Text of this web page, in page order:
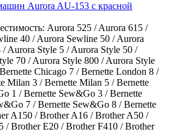
Aurora AU-153 с красной
Aurora 525 / Aurora 615 /
40 / Aurora Sewline 50 / Aurora
Aurora Style 5 / Aurora Style 50 /
70 / Aurora Style 800 / Aurora Style
Chicago 7 / Bernette London 8 /
Milan 3 / Bernette Milan 5 / Bernette
1 / Bernette Sew&Go 3 / Bernette
7 / Bernette Sew&Go 8 / Bernette
A150 / Brother A16 / Brother A50 /
/ Brother E20 / Brother F410 / Brother